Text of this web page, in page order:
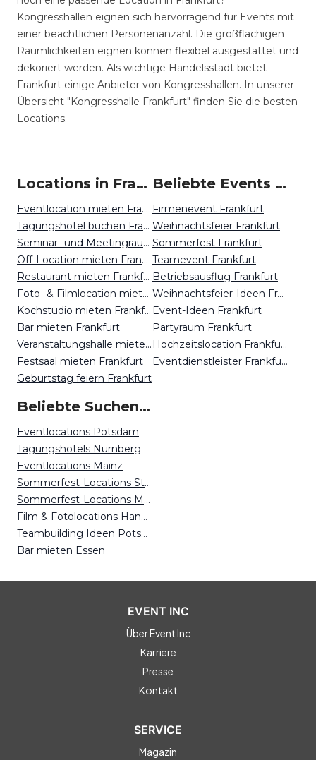
Kongresshallen eignen sich hervorragend für Events mit
einer beachtlichen Personenanzahl. Die großflächigen
Räumlichkeiten eignen können flexibel ausgestattet und
dekoriert werden. Als wichtige Handelsstadt bietet
Frankfurt einige Anbieter von Kongresshallen. In unserer
Übersicht "Kongresshalle Frankfurt" finden Sie die besten
Locations.
Locations in Frankfurt mieten
Eventlocation mieten Frankfurt
Tagungshotel buchen Frankfurt
Seminar- und Meetingraum mieten Frankfurt
Off-Location mieten Frankfurt
Restaurant mieten Frankfurt
Foto- & Filmlocation mieten Frankfurt
Kochstudio mieten Frankfurt
Bar mieten Frankfurt
Veranstaltungshalle mieten Frankfurt
Festsaal mieten Frankfurt
Geburtstag feiern Frankfurt
Beliebte Events in Frankfurt
Firmenevent Frankfurt
Weihnachtsfeier Frankfurt
Sommerfest Frankfurt
Teamevent Frankfurt
Betriebsausflug Frankfurt
Weihnachtsfeier-Ideen Frankfurt
Event-Ideen Frankfurt
Partyraum Frankfurt
Hochzeitslocation Frankfurt
Eventdienstleister Frankfurt
Beliebte Suchen auf Event Inc
Eventlocations Potsdam
Tagungshotels Nürnberg
Eventlocations Mainz
Sommerfest-Locations Stuttgart
Sommerfest-Locations Magdeburg
Film & Fotolocations Hannover
Teambuilding Ideen Potsdam
Bar mieten Essen
EVENT INC
Über Event Inc
Karriere
Presse
Kontakt
SERVICE
Magazin